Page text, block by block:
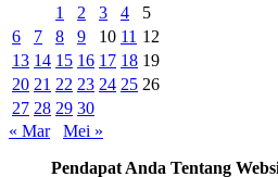
1
2 3 4
5
6
7 8 9 10 11 12
13 14 15 16 17 18 19
20 21 22 23 24 25 26
27 28 29 30
« Mar
Mei »
Pendapat Anda Tentang